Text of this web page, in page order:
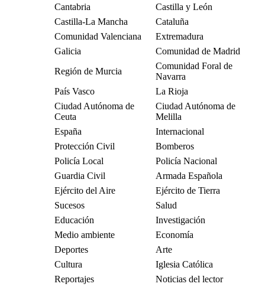
Cantabria
Castilla y León
Castilla-La Mancha
Cataluña
Comunidad Valenciana
Extremadura
Galicia
Comunidad de Madrid
Región de Murcia
Comunidad Foral de
Navarra
País Vasco
La Rioja
Ciudad Autónoma de
Ceuta
Ciudad Autónoma de
Melilla
España
Internacional
Protección Civil
Bomberos
Policía Local
Policía Nacional
Guardia Civil
Armada Española
Ejército del Aire
Ejército de Tierra
Sucesos
Salud
Educación
Investigación
Medio ambiente
Economía
Deportes
Arte
Cultura
Iglesia Católica
Reportajes
Noticias del lector